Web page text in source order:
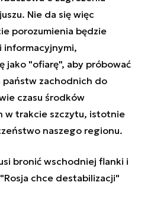
Nie da się więc
porozumienia będzie
informacyjnymi,
jako "ofiarę", aby próbować
państw zachodnich do
czasu środków
w trakcie szczytu, istotnie
naszego regionu.
bronić wschodniej flanki i
chce destabilizacji"